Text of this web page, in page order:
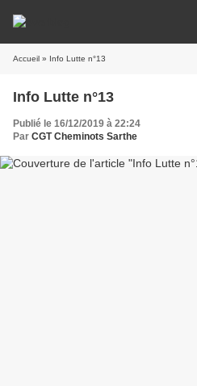
Accueil » Info Lutte n°13
Info Lutte n°13
Publié le 16/12/2019 à 22:24
Par CGT Cheminots Sarthe